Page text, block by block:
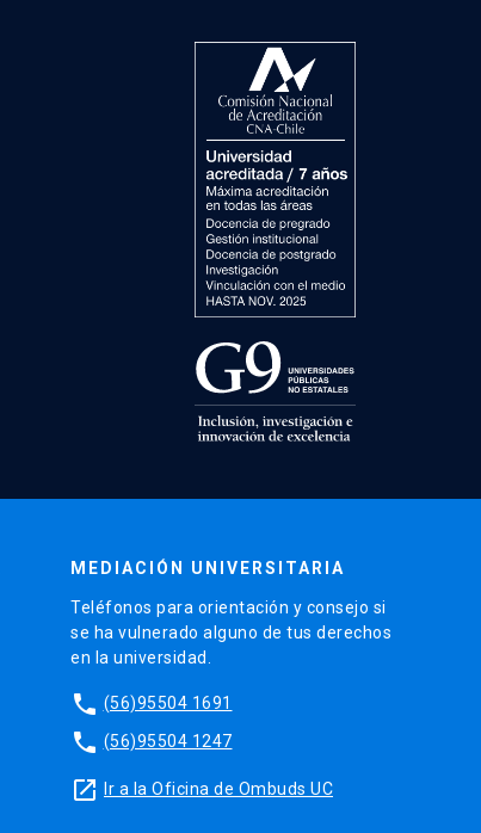
MEDIACIÓN UNIVERSITARIA
Teléfonos para orientación y consejo si
se ha vulnerado alguno de tus derechos
en la universidad.
phone (56)95504 1691
phone (56)95504 1247
launch Ir a la Oficina de Ombuds UC